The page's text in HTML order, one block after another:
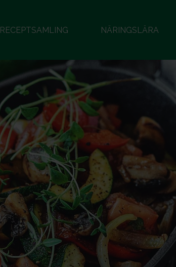
RECEPTSAMLING NÄRINGSLÄRA